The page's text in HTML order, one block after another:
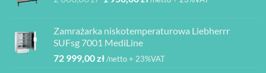
080,00 zł
2
000,00 zł.
1
Zamrażarka niskotemperaturowa Liebherrr
SUFsg 7001 MediLine
72 999,00zł/netto + 23%VAT